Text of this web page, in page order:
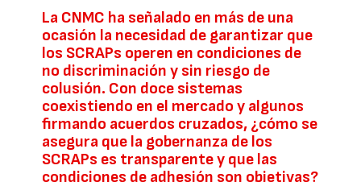
La CNMC ha señalado en más de una
ocasión la necesidad de garantizar que
los SCRAPs operen en condiciones de
no discriminación y sin riesgo de
colusión. Con doce sistemas
coexistiendo en el mercado y algunos
firmando acuerdos cruzados, ¿cómo se
asegura que la gobernanza de los
SCRAPs es transparente y que las
condiciones de adhesión son objetivas?